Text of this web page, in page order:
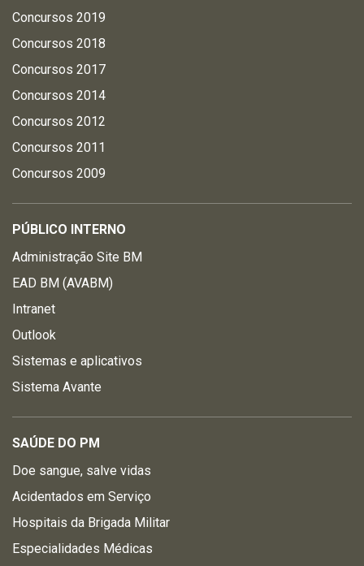
Concursos 2019
Concursos 2018
Concursos 2017
Concursos 2014
Concursos 2012
Concursos 2011
Concursos 2009
PÚBLICO INTERNO
Administração Site BM
EAD BM (AVABM)
Intranet
Outlook
Sistemas e aplicativos
Sistema Avante
SAÚDE DO PM
Doe sangue, salve vidas
Acidentados em Serviço
Hospitais da Brigada Militar
Especialidades Médicas